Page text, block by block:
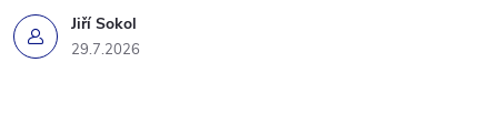
Jiří Sokol
29.7.2026